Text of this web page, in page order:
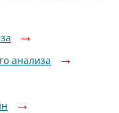
анализа